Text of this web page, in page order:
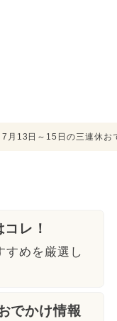
7月13日～15日の三連休
レ！
すめを厳選し
でかけ情報